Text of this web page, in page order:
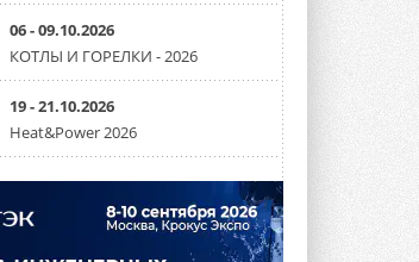
06 - 09.10.2026
КОТЛЫ И ГОРЕЛКИ - 2026
19 - 21.10.2026
Heat&Power 2026